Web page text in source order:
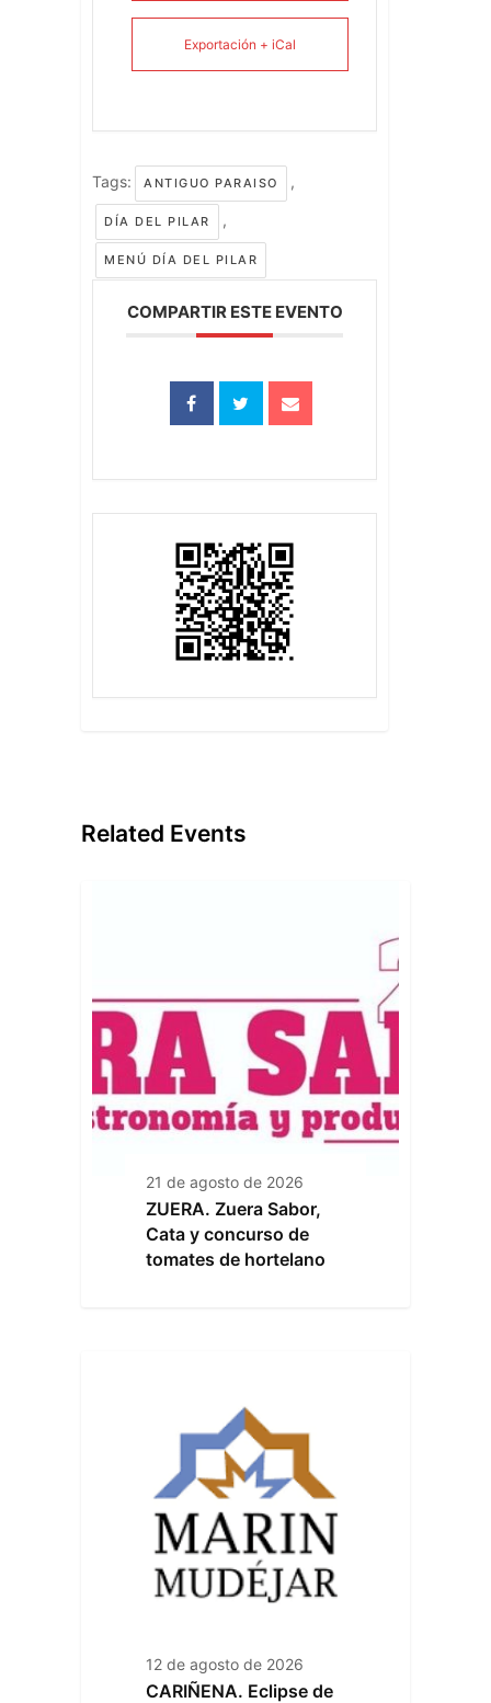
Exportación + iCal
Tags: ANTIGUO PARAISO ,
DÍA DEL PILAR ,
MENÚ DÍA DEL PILAR
COMPARTIR ESTE EVENTO
Related Events
21 de agosto de 2026
ZUERA. Zuera Sabor,
Cata y concurso de
tomates de hortelano
12 de agosto de 2026
CARIÑENA. Eclipse de